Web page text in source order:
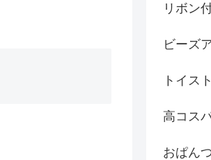
リボン
ビーズ
トイス
高コス
おぱん